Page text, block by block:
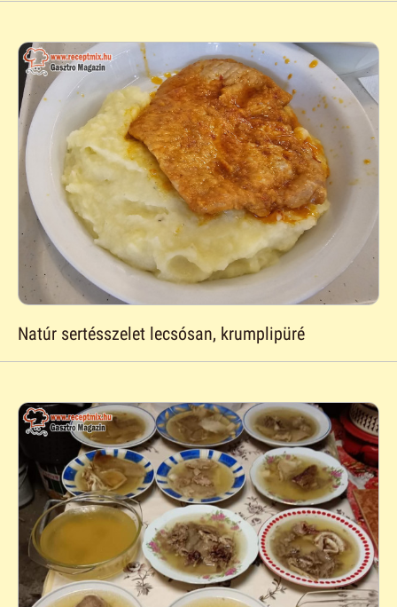
Natúr sertésszelet lecsósan, krumplipüré